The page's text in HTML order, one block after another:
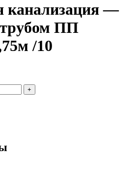
канализация —
ПП
/10